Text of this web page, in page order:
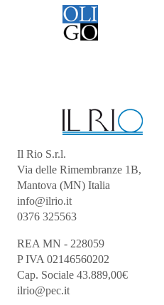
Il Rio S.r.l.
Via delle Rimembranze 1B,
Mantova (MN) Italia
info@ilrio.it
0376 325563
REA MN - 228059
P IVA 02146560202
Cap. Sociale 43.889,00€
ilrio@pec.it